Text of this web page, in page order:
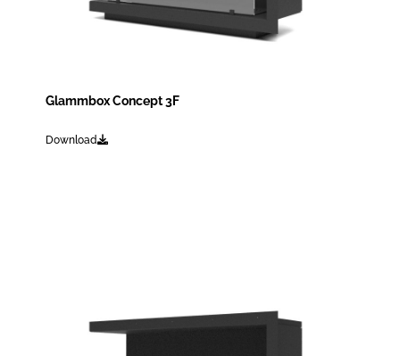
Glammbox Concept 3F
Download